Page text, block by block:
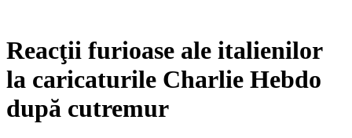
Reacţii furioase ale italienilor
la caricaturile Charlie Hebdo
după cutremur